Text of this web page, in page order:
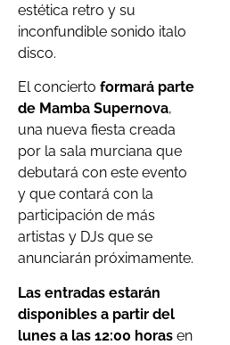
estética retro y su
inconfundible sonido italo
disco.
El concierto formará parte
de Mamba Supernova,
una nueva fiesta creada
por la sala murciana que
debutará con este evento
y que contará con la
participación de más
artistas y DJs que se
anunciarán próximamente.
Las entradas estarán
disponibles a partir del
lunes a las 12:00 horas en